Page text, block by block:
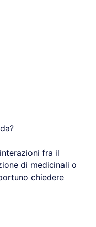
fra il
di medicinali o
chiedere